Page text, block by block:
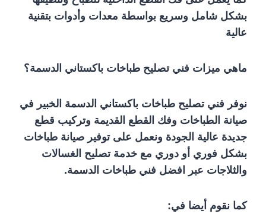
بشكل شامل وسريع بواسطة معدات وأدوات بتقنية
عالية
ماهي ميزات فني تصليح طباخات باكستاني الدسمة؟
نوفر فني تصليح طباخات باكستاني الدسمة الخبير في
صيانة الطباخات وفك القطع القديمة وتركيب قطع
جديدة عالية الجودة ونعمل على توفير صيانة طباخات
بشكل فوري أو دوري مع خدمة تصليح الغسالات
والثلاجات عبر افضل فني طباخات الدسمة.
كما نقوم أيضا في: